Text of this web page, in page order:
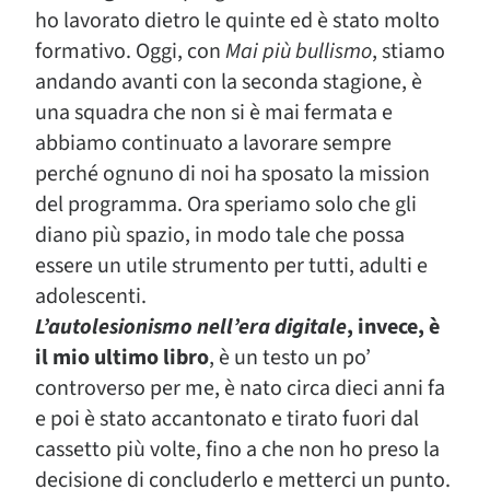
ho lavorato dietro le quinte ed è stato molto
formativo. Oggi, conMai più bullismo, stiamo
andando avanti con la seconda stagione, è
una squadra che non si è mai fermata e
abbiamo continuato a lavorare sempre
perché ognuno di noi ha sposato la mission
del programma. Ora speriamo solo che gli
diano più spazio, in modo tale che possa
essere un utile strumento per tutti, adulti e
adolescenti.
L’autolesionismo nell’era digitale, invece, è
il mio ultimo libro, è un testo un po’
controverso per me, è nato circa dieci anni fa
e poi è stato accantonato e tirato fuori dal
cassetto più volte, fino a che non ho preso la
decisione di concluderlo e metterci un punto.